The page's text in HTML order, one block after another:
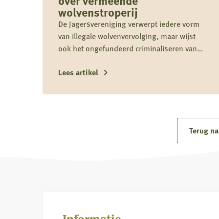
wolvenstroperij
De Jagersvereniging verwerpt iedere vorm
van illegale wolvenvervolging, maar wijst
ook het ongefundeerd criminaliseren van
Lees artikel
Terug